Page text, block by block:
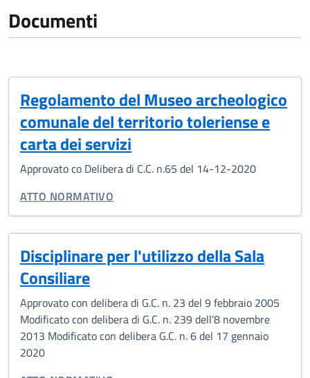
Documenti
Regolamento del Museo archeologico
comunale del territorio toleriense e
carta dei servizi
Approvato co Delibera di C.C. n.65 del 14-12-2020
TIPO DI DOCUMENTO:
ATTO NORMATIVO
Disciplinare per l'utilizzo della Sala
Consiliare
Approvato con delibera di G.C. n. 23 del 9 febbraio 2005
Modificato con delibera di G.C. n. 239 dell’8 novembre
2013 Modificato con delibera G.C. n. 6 del 17 gennaio
2020